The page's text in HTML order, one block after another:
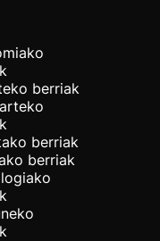
berriak
berriak
berriak